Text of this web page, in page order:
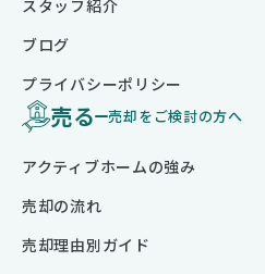
売る 売却をご検討の方へ
アクティブホームの強み
売却の流れ
売却理由別ガイド
スタッフ紹介
ブログ
プライバシーポリシー